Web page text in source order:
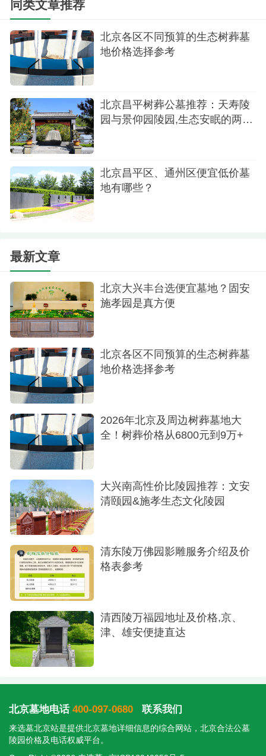
4.中华永久陵园-海棠苑叁区树葬19,800元，张
无垠，风景如画美不胜收，老百姓买得起的优质公
墓，公交直达园区大门，祭扫方便
中华园树葬
5.九公山长城纪念林树葬（基础款）28000元，
北京怀柔。地处京城中轴线正北，倚太行燕山，傍
心的树葬艺术墓碑，北京为数不多的优质陵园
6.景仰园陵园-树葬78000元，北京昌平十三陵。
位于明十三陵内。
7.灵山宝塔陵园-如意园树葬78,800元，廊坊三
河。北京东部高品质的合法陵园，价格亲民。坐拥
山环水抱之自然美景，花园式环境三季花开不败，
四季绿意盎然，高速直达。
树葬让生命回归自然，一棵树、一片绿荫，就
是最好的纪念。愿每一位逝者都能安息在风景如画
的地方。
同类文章推荐
北京各区不同预算的生态树葬墓
地价格选择参考
北京昌平树葬公墓推荐：天寿陵
园与景仰园陵园,生态安眠的两种
北京昌平区、通州区便宜低价墓
地有哪些？
最新文章
北京大兴丰台选便宜墓地？固安
施孝园是真方便
北京各区不同预算的生态树葬墓
地价格选择参考
2026年北京及周边树葬墓地大
全！树葬价格从6800元到9万+
大兴南高性价比陵园推荐：文安
清颐园&施孝生态文化陵园
清东陵万佛园影雕服务介绍及价
格表参考
清西陵万福园地址及价格,京、
津、雄安便捷直达
北京墓地电话 400-097-0680 联系我们
来选墓北京站是提供北京墓地详细信息的综合网站，北京合法公墓
陵园价格及电话权威平台。